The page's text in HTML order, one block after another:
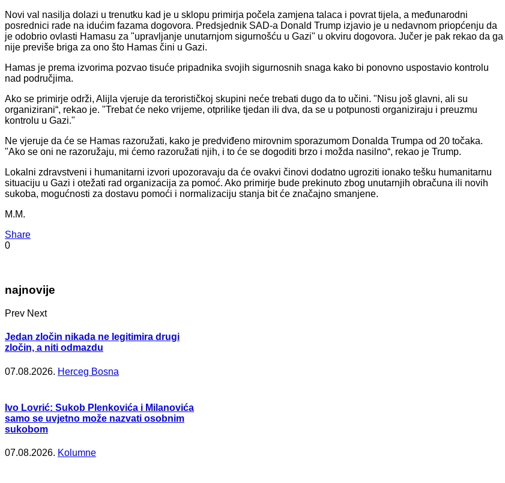
Novi val nasilja dolazi u trenutku kad je u sklopu primirja počela zamjena talaca i povrat tijela, a međunarodni
posrednici rade na idućim fazama dogovora. Predsjednik SAD-a Donald Trump izjavio je u nedavnom priopćenju da
je odobrio ovlasti Hamasu za "upravljanje unutarnjom sigurnošću u Gazi" u okviru dogovora. Jučer je pak rekao da ga
nije previše briga za ono što Hamas čini u Gazi.
Hamas je prema izvorima pozvao tisuće pripadnika svojih sigurnosnih snaga kako bi ponovno uspostavio kontrolu
nad područjima.
Ako se primirje održi, Alijla vjeruje da terorističkoj skupini neće trebati dugo da to učini. "Nisu još glavni, ali su
organizirani“, rekao je. "Trebat će neko vrijeme, otprilike tjedan ili dva, da se u potpunosti organiziraju i preuzmu
kontrolu u Gazi."
Ne vjeruje da će se Hamas razoružati, kako je predviđeno mirovnim sporazumom Donalda Trumpa od 20 točaka.
"Ako se oni ne razoružaju, mi ćemo razoružati njih, i to će se dogoditi brzo i možda nasilno“, rekao je Trump.
Lokalni zdravstveni i humanitarni izvori upozoravaju da će ovakvi činovi dodatno ugroziti ionako tešku humanitarnu
situaciju u Gazi i otežati rad organizacija za pomoć. Ako primirje bude prekinuto zbog unutarnjih obračuna ili novih
sukoba, mogućnosti za dostavu pomoći i normalizaciju stanja bit će značajno smanjene.
M.M.
Share
0
najnovije
Prev Next
Jedan zločin nikada ne legitimira drugi
zločin, a niti odmazdu
07.08.2026. Herceg Bosna
Ivo Lovrić: Sukob Plenkovića i Milanovića
samo se uvjetno može nazvati osobnim
sukobom
07.08.2026. Kolumne